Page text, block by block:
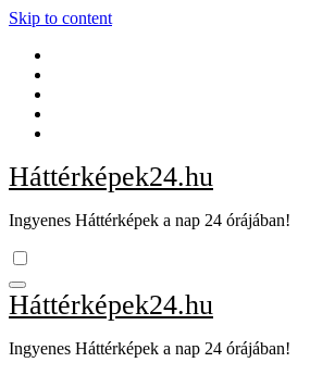
Skip to content
Háttérképek24.hu
Ingyenes Háttérképek a nap 24 órájában!
Háttérképek24.hu
Ingyenes Háttérképek a nap 24 órájában!